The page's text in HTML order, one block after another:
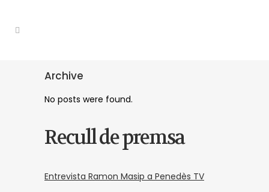
Archive
No posts were found.
Recull de premsa
Entrevista Ramon Masip a Penedès TV